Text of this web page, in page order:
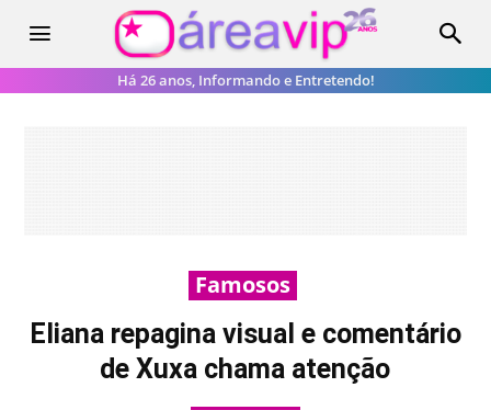
Há 26 anos, Informando e Entretendo!
Famosos
Eliana repagina visual e comentário
de Xuxa chama atenção